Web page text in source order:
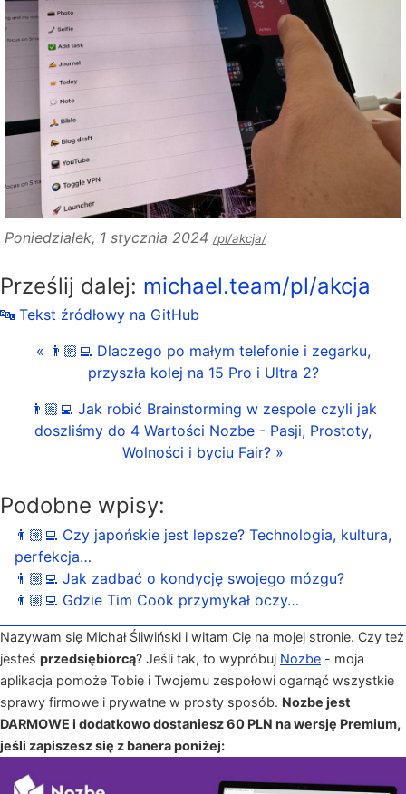
Poniedziałek, 1 stycznia 2024 /pl/akcja/
Prześlij dalej: michael.team/pl/akcja
🔤 Tekst źródłowy na GitHub
« 👨🏼‍💻 Dlaczego po małym telefonie i zegarku,
przyszła kolej na 15 Pro i Ultra 2?
👨🏼‍💻 Jak robić Brainstorming w zespole czyli jak
doszliśmy do 4 Wartości Nozbe - Pasji, Prostoty,
Wolności i byciu Fair? »
Podobne wpisy:
👨🏼‍💻 Czy japońskie jest lepsze? Technologia, kultura,
perfekcja…
👨🏼‍💻 Jak zadbać o kondycję swojego mózgu?
👨🏼‍💻 Gdzie Tim Cook przymykał oczy…
Nazywam się Michał Śliwiński i witam Cię na mojej stronie. Czy też
jesteś przedsiębiorcą? Jeśli tak, to wypróbuj Nozbe - moja
aplikacja pomoże Tobie i Twojemu zespołowi ogarnąć wszystkie
sprawy firmowe i prywatne w prosty sposób. Nozbe jest
DARMOWE i dodatkowo dostaniesz 60 PLN na wersję Premium,
jeśli zapiszesz się z banera poniżej: